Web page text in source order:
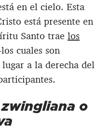
en el cielo. Esta
está presente en
Santo trae los
cuales son
a la derecha del
o